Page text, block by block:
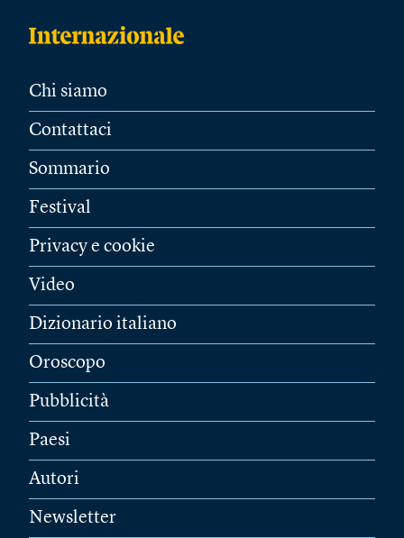
Chi siamo
Contattaci
Sommario
Festival
Privacy e cookie
Video
Dizionario italiano
Oroscopo
Pubblicità
Paesi
Autori
Newsletter